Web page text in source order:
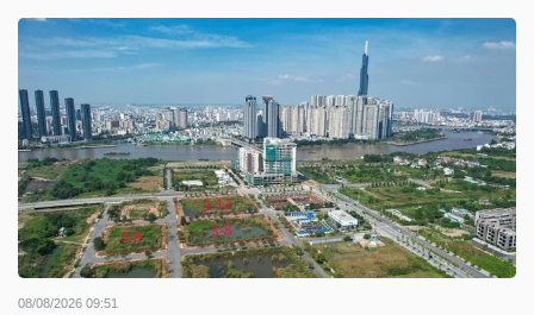
08/08/2026 09:51
NGHIỆP
BẤT
ĐỘNG